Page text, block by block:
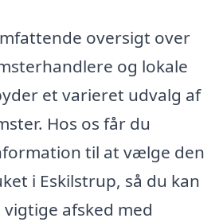
oversigt over
og lokale
et varieret udvalg af
Hos os får du
til at vælge den
i Eskilstrup, så du kan
afsked med